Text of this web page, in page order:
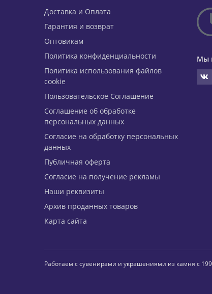
Доставка и Оплата
Гарантия и возврат
Оптовикам
Политика конфиденциальности
Политика использования файлов
cookie
Пользовательское Соглашение
Соглашение об обработке
персональных данных
Согласие на обработку персональных
данных
Публичная оферта
Согласие на получение рекламы
Наши реквизиты
Архив проданных товаров
Карта сайта
Мы
Работаем с сувенирами и украшениями из камня с